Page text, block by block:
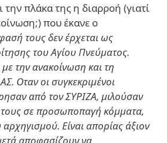
την πλάκα της η διαρροή (γιατί
που έκανε ο
τους δεν έρχεται ως
του Αγίου Πνεύματος.
την ανακοίνωση και τη
Οταν οι συγκεκριμένοι
από τον ΣΥΡΙΖΑ, μιλούσαν
τους σε προσωποπαγή κόμματα,
αρχηγισμού. Είναι απορίας άξιον
αποφασίζουν να